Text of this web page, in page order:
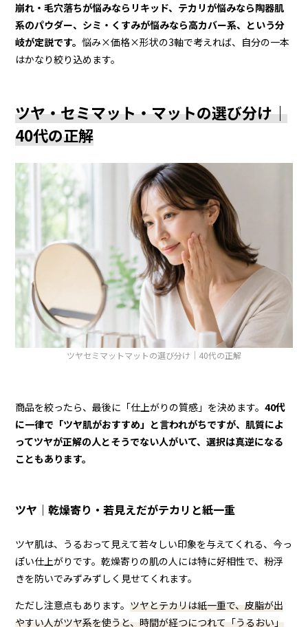
崩れ・毛穴落ちが悩みならリキッド、テカリが悩みなら陶器肌
系のパウダー、シミ・くすみが悩みなら高カバー系、という分
岐が定説です。悩み×価格×形状の3軸で考えれば、自分の一本
はかなり絞り込めます。
ツヤ・セミマット・マットの選び分け｜
40代の正解
ツヤセミマットマットの選び分け｜40代の正解
商品を絞ったら、最後に「仕上がりの質感」を決めます。40代
に一律で「ツヤ肌がおすすめ」と言われがちですが、肌質によ
ってツヤが正解の人とそうでない人がいて、選択は真逆になる
こともあります。
ツヤ｜乾燥寄り・若見えだがテカリと紙一重
ツヤ肌は、うるおって見えて若々しい印象を与えてくれる、今っ
ぽい仕上がりです。乾燥寄りの肌の人には特に好相性で、粉浮
きを防いでみずみずしく見せてくれます。
ただし注意点もあります。ツヤとテカリは紙一重で、皮脂が出
やすい人がツヤ系を使うと、時間が経つにつれて「うるおい」